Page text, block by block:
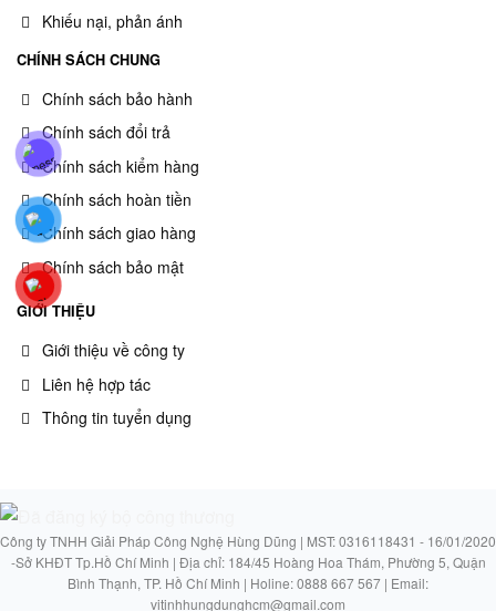
Khiếu nại, phản ánh
CHÍNH SÁCH CHUNG
Chính sách bảo hành
Chính sách đổi trả
Chính sách kiểm hàng
Chính sách hoàn tiền
Chính sách giao hàng
Chính sách bảo mật
GIỚI THIỆU
Giới thiệu về công ty
Liên hệ hợp tác
Thông tin tuyển dụng
Công ty TNHH Giải Pháp Công Nghệ Hùng Dũng | MST: 0316118431 - 16/01/2020
-Sở KHĐT Tp.Hồ Chí Minh | Địa chỉ: 184/45 Hoàng Hoa Thám, Phường 5, Quận
Bình Thạnh, TP. Hồ Chí Minh | Holine: 0888 667 567 | Email:
vitinhhungdunghcm@gmail.com